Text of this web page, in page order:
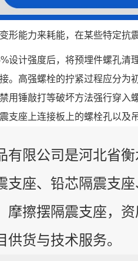
形能力来耗能，在某些特定抗
设计强度后，将预埋件螺孔清
。高强螺栓的拧紧过程应分为
用锤敲打等破坏方法强行穿入
支座上连接板上的螺栓孔以及
有限公司是河北省
支座、铅芯隔震支
摩擦摆隔震支座，
货与技术服务。